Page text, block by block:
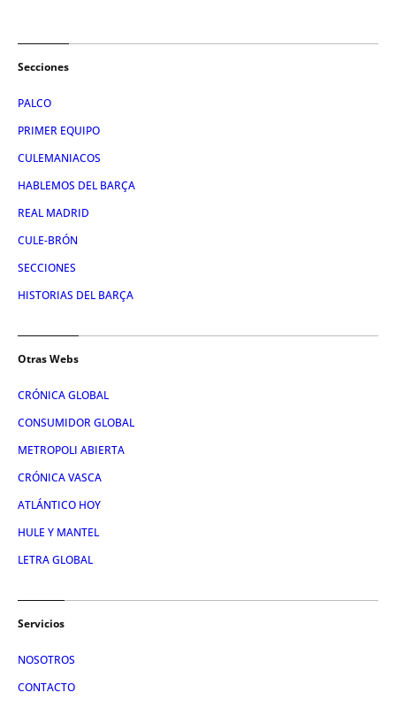
Secciones
PALCO
PRIMER EQUIPO
CULEMANIACOS
HABLEMOS DEL BARÇA
REAL MADRID
CULE-BRÓN
SECCIONES
HISTORIAS DEL BARÇA
Otras Webs
CRÓNICA GLOBAL
CONSUMIDOR GLOBAL
METROPOLI ABIERTA
CRÓNICA VASCA
ATLÁNTICO HOY
HULE Y MANTEL
LETRA GLOBAL
Servicios
NOSOTROS
CONTACTO